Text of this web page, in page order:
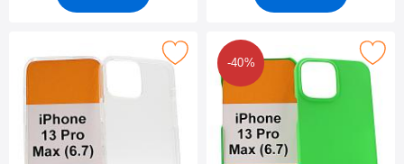
tPU muovikotelo iPhone 13 Pro Max (6.7) suosikiksi
-40%
Merkitse hardcase Kotelo iPhone